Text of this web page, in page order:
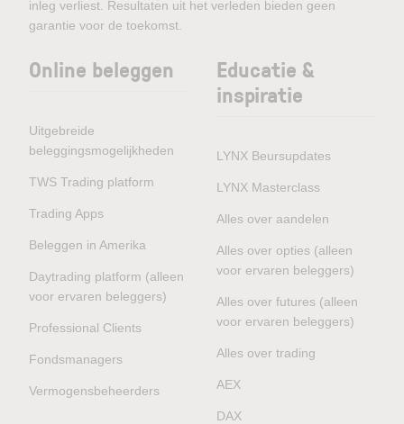
inleg verliest. Resultaten uit het verleden bieden geen
garantie voor de toekomst.
Online beleggen
Uitgebreide
beleggingsmogelijkheden
TWS Trading platform
Trading Apps
Beleggen in Amerika
Daytrading platform (alleen
voor ervaren beleggers)
Professional Clients
Fondsmanagers
Vermogensbeheerders
Educatie &
inspiratie
LYNX Beursupdates
LYNX Masterclass
Alles over aandelen
Alles over opties (alleen
voor ervaren beleggers)
Alles over futures (alleen
voor ervaren beleggers)
Alles over trading
AEX
DAX